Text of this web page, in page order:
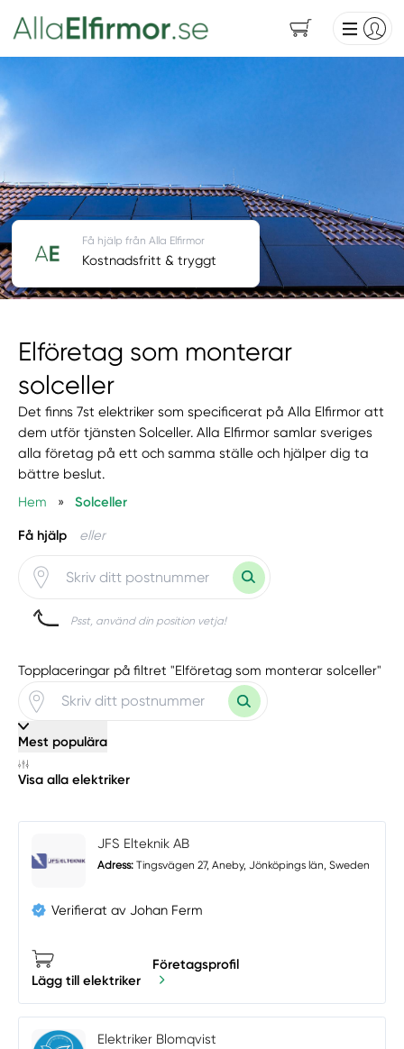
Elföretag som monterar
solceller
Det finns 7st elektriker som specificerat på Alla Elfirmor att
dem utför tjänsten Solceller. Alla Elfirmor samlar sveriges
alla företag på ett och samma ställe och hjälper dig ta
bättre beslut.
Hem
» Solceller
Få hjälp eller
Psst, använd din position vetja!
Få hjälp från Alla Elfirmor
Kostnadsfritt & tryggt
Topplaceringar på filtret "Elföretag som monterar solceller"
Mest populära
Visa alla elektriker
JFS Elteknik AB
Adress: Tingsvägen 27, Aneby, Jönköpings län, Sweden
Verifierat av Johan Ferm
Lägg till elektriker
Företagsprofil
Elektriker Blomqvist